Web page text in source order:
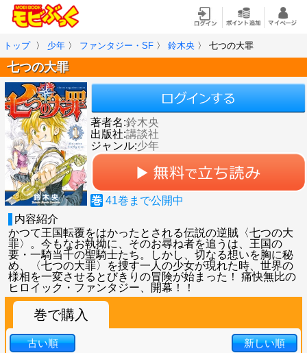
トップ 〉 少年 〉 ファンタジー・SF 〉 鈴木央 〉 七つの大罪
七つの大罪
著者名:鈴木央
出版社:講談社
ジャンル:少年
巻 41巻まで公開中
内容紹介
かつて王国転覆をはかったとされる伝説の逆賊〈七つの大
罪〉。今もなお執拗に、そのお尋ね者を追うは、王国の
要・一騎当千の聖騎士たち。しかし、切なる想いを胸に秘
め、〈七つの大罪〉を捜す一人の少女が現れた時、世界の
様相を一変させるとびきりの冒険が始まった！ 痛快無比の
ヒロイック・ファンタジー、開幕！！
巻で購入
古い順 新しい順